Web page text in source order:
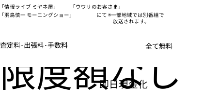
情報ライブ ミヤネ屋」 「ウワサのお客さま」
羽鳥慎一 モーニングショー」 にて ※一部地域では別番組で
放送されます。
査定料･出張料･手数料 全て無料
限度額なし
即日現金化